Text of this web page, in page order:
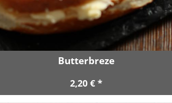
Butterbreze
2,20 € *